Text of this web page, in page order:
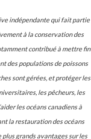
indépendante qui fait partie
à la conservation des
contribué à mettre fin
des populations de poissons
sont gérées, et protéger les
les pêcheurs, les
les océans canadiens à
la restauration des océans
grands avantages sur les